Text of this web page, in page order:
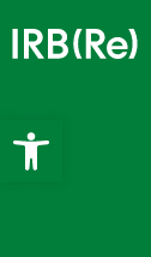
Abrir